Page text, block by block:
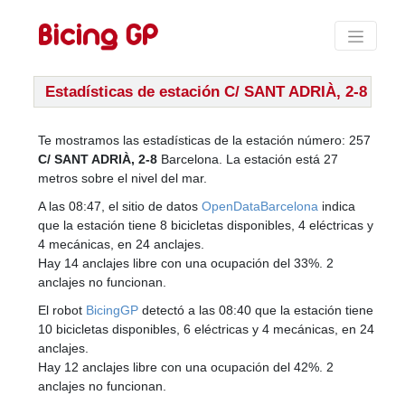
Estadísticas de estación C/ SANT ADRIÀ, 2-8
Te mostramos las estadísticas de la estación número: 257
C/ SANT ADRIÀ, 2-8 Barcelona. La estación está 27
metros sobre el nivel del mar.
A las 08:47, el sitio de datosOpenDataBarcelona indica
que la estación tiene 8 bicicletas disponibles, 4 eléctricas y
4 mecánicas, en 24 anclajes.
Hay 14 anclajes libre con una ocupación del 33%. 2
anclajes no funcionan.
El robot BicingGP detectó a las 08:40 que la estación tiene
10 bicicletas disponibles, 6 eléctricas y 4 mecánicas, en 24
anclajes.
Hay 12 anclajes libre con una ocupación del 42%. 2
anclajes no funcionan.